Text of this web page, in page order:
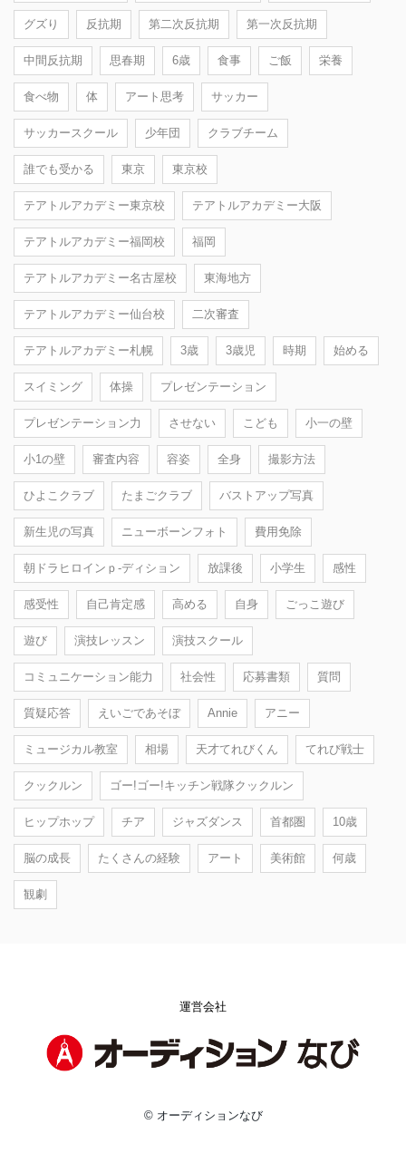
グズり 反抗期 第二次反抗期 第一次反抗期
中間反抗期 思春期 6歳 食事 ご飯 栄養
食べ物 体 アート思考 サッカー
サッカースクール 少年団 クラブチーム
誰でも受かる 東京 東京校
テアトルアカデミー東京校 テアトルアカデミー大阪
テアトルアカデミー福岡校 福岡
テアトルアカデミー名古屋校 東海地方
テアトルアカデミー仙台校 二次審査
テアトルアカデミー札幌 3歳 3歳児 時期 始める
スイミング 体操 プレゼンテーション
プレゼンテーション力 させない こども 小一の壁
小1の壁 審査内容 容姿 全身 撮影方法
ひよこクラブ たまごクラブ バストアップ写真
新生児の写真 ニューボーンフォト 費用免除
朝ドラヒロインｐ-ディション 放課後 小学生 感性
感受性 自己肯定感 高める 自身 ごっこ遊び
遊び 演技レッスン 演技スクール
コミュニケーション能力 社会性 応募書類 質問
質疑応答 えいごであそぼ Annie アニー
ミュージカル教室 相場 天才てれびくん てれび戦士
クックルン ゴー!ゴー!キッチン戦隊クックルン
ヒップホップ チア ジャズダンス 首都圏 10歳
脳の成長 たくさんの経験 アート 美術館 何歳
観劇
運営会社
© オーディションなび